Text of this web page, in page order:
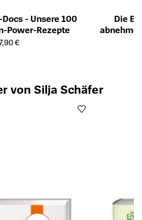
- Unsere 100
Power-Rezepte
Produkts
€
Die
von Silja Schäfer